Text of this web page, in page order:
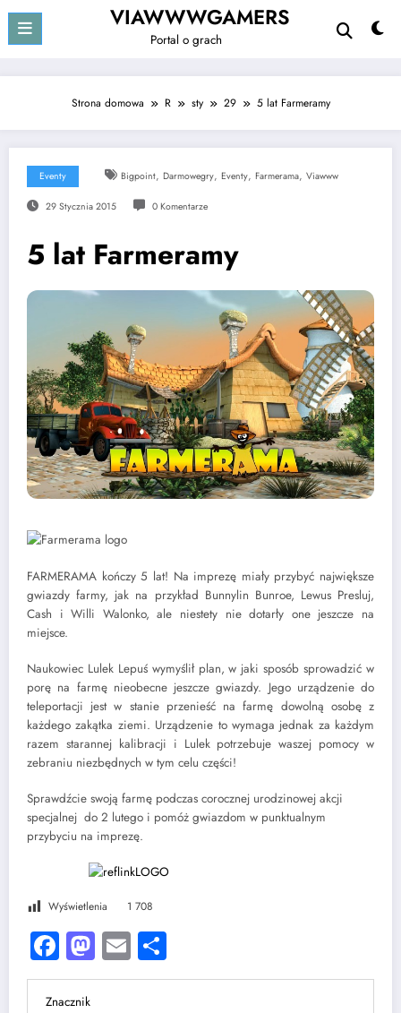
treści
VIAWWWGAMERS
Portal o grach
Strona domowa R sty 29 5 lat Farmeramy
Eventy Bigpoint, Darmowegry, Eventy, Farmerama, Viawww
29 Stycznia 2015 0 Komentarze
5 lat Farmeramy
FARMERAMA kończy 5 lat! Na imprezę miały przybyć największe
gwiazdy farmy, jak na przykład Bunnylin Bunroe, Lewus Presluj,
Cash i Willi Walonko, ale niestety nie dotarły one jeszcze na
miejsce.
Naukowiec Lulek Lepuś wymyślił plan, w jaki sposób sprowadzić w
porę na farmę nieobecne jeszcze gwiazdy. Jego urządzenie do
teleportacji jest w stanie przenieść na farmę dowolną osobę z
każdego zakątka ziemi. Urządzenie to wymaga jednak za każdym
razem starannej kalibracji i Lulek potrzebuje waszej pomocy w
zebraniu niezbędnych w tym celu części!
Sprawdźcie swoją farmę podczas corocznej urodzinowej akcji
specjalnej do 2 lutego i pomóż gwiazdom w punktualnym
przybyciu na imprezę.
Wyświetlenia 1 708
Facebook
Mastodon
Email
Znacznik